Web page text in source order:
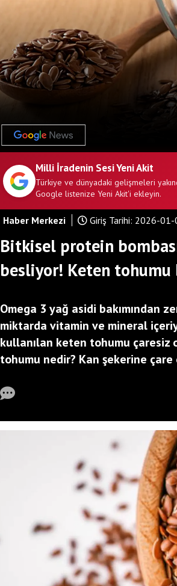
Milli İradenin Sesi Yeni Akit
Türkiye ve dünyadaki gelişmeleri
Google listenize Yeni Akit'i ekleyin.
Haber Merkezi Giriş Tarihi: 2026-01-
Bitkisel protein
besliyor! Keten tohumu
Omega 3 yağ asidi bakımından
miktarda vitamin ve mineral
kullanılan keten tohumu
tohumu nedir? Kan şekerine